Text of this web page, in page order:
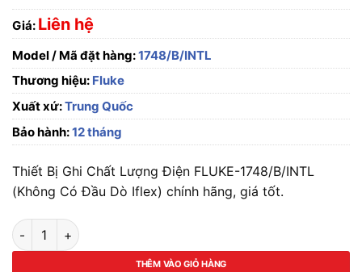
Giá: Liên hệ
Model / Mã đặt hàng:1748/B/INTL
Thương hiệu: Fluke
Xuất xứ:Trung Quốc
Bảo hành:12 tháng
Thiết Bị Ghi Chất Lượng Điện FLUKE-1748/B/INTL
(Không Có Đầu Dò Iflex) chính hãng, giá tốt.
Thiết Bị Ghi Chất Lượng Điện FLUKE-1748/B/INTL (Không Có
THÊM VÀO GIỎ HÀNG